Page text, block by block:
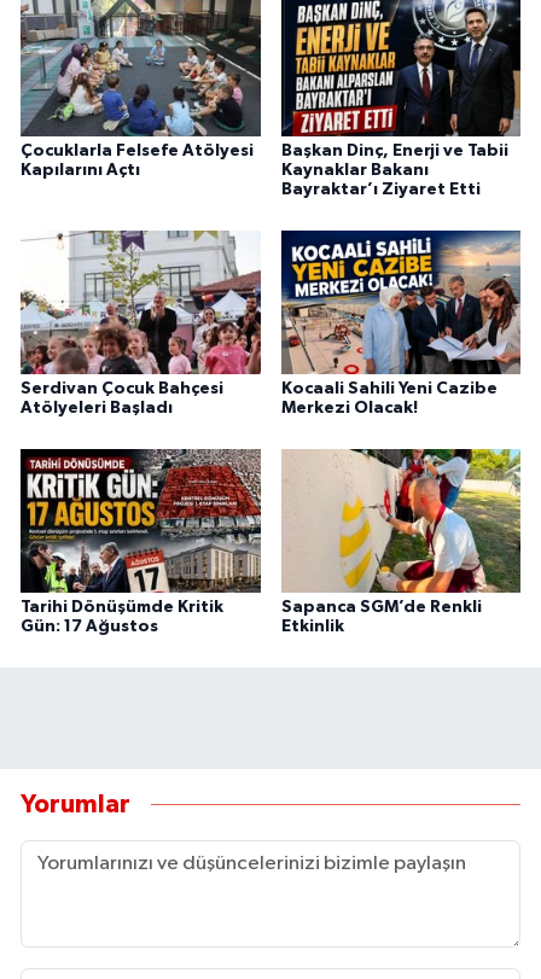
Çocuklarla Felsefe Atölyesi
Kapılarını Açtı
Başkan Dinç, Enerji ve Tabii
Kaynaklar Bakanı
Bayraktar’ı Ziyaret Etti
Serdivan Çocuk Bahçesi
Atölyeleri Başladı
Kocaali Sahili Yeni Cazibe
Merkezi Olacak!
Tarihi Dönüşümde Kritik
Gün: 17 Ağustos
Sapanca SGM’de Renkli
Etkinlik
Yorumlar